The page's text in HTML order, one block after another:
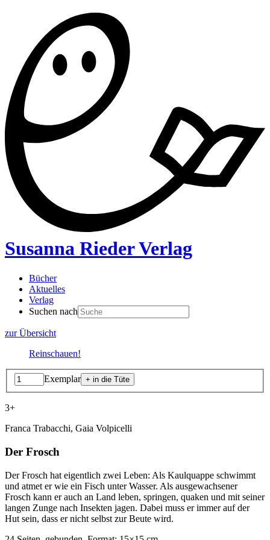
Susanna Rieder Verlag
Bücher
Aktuelles
Verlag
Suchen nach
zur Übersicht
Reinschauen!
Exemplar
3+
Franca Trabacchi, Gaia Volpicelli
Der Frosch
Der Frosch hat eigentlich zwei Leben: Als Kaulquappe schwimmt
und atmet er wie ein Fisch unter Wasser. Als ausgewachsener
Frosch kann er auch an Land leben, springen, quaken und mit seiner
langen Zunge nach Insekten jagen. Dabei muss er immer auf der
Hut sein, dass er nicht selbst zur Beute wird.